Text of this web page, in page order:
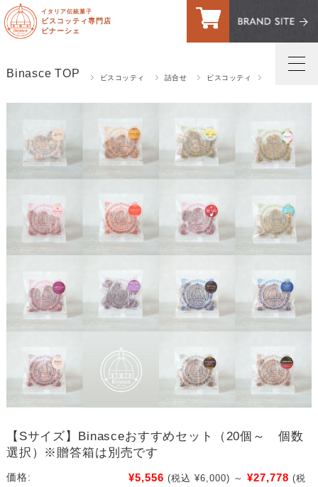
イタリア伝統菓子
ビスコッティ専門店
ビナーシェ
マイページへログイン
ご利用案内・送料
お問い合わせ
お客様の声
Binasce TOP ビスコッティ 詰合せ ビスコッティ
【Sサイズ】Binasceおすすめセット（20個～ 個数
選択）※贈答箱は別売です
価格: ¥5,556 (税込 ¥6,000) ～ ¥27,778 (税